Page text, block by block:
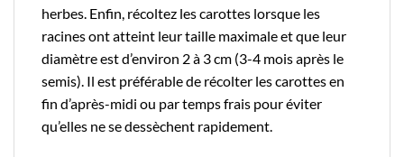
herbes. Enfin, récoltez les carottes lorsque les
racines ont atteint leur taille maximale et que leur
diamètre est d’environ 2 à 3 cm (3-4 mois après le
semis). Il est préférable de récolter les carottes en
fin d’après-midi ou par temps frais pour éviter
qu’elles ne se dessèchent rapidement.